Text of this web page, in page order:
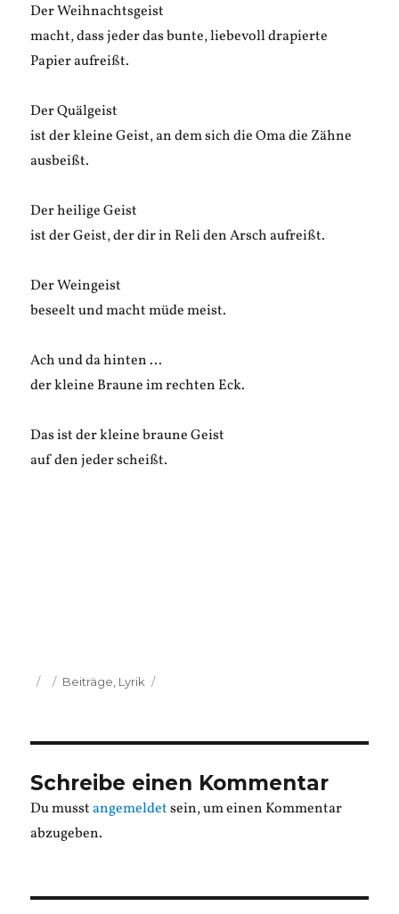
Der Weihnachtsgeist
macht, dass jeder das bunte, liebevoll drapierte
Papier aufreißt.
Der Quälgeist
ist der kleine Geist, an dem sich die Oma die Zähne
ausbeißt.
Der heilige Geist
ist der Geist, der dir in Reli den Arsch aufreißt.
Der Weingeist
beseelt und macht müde meist.
Ach und da hinten …
der kleine Braune im rechten Eck.
Das ist der kleine braune Geist
auf den jeder scheißt.
Veröffentlicht
Kategorien
Beiträge Lyrik
Schreibe einen Kommentar
Du musstangemeldetsein, um einen Kommentar
abzugeben.